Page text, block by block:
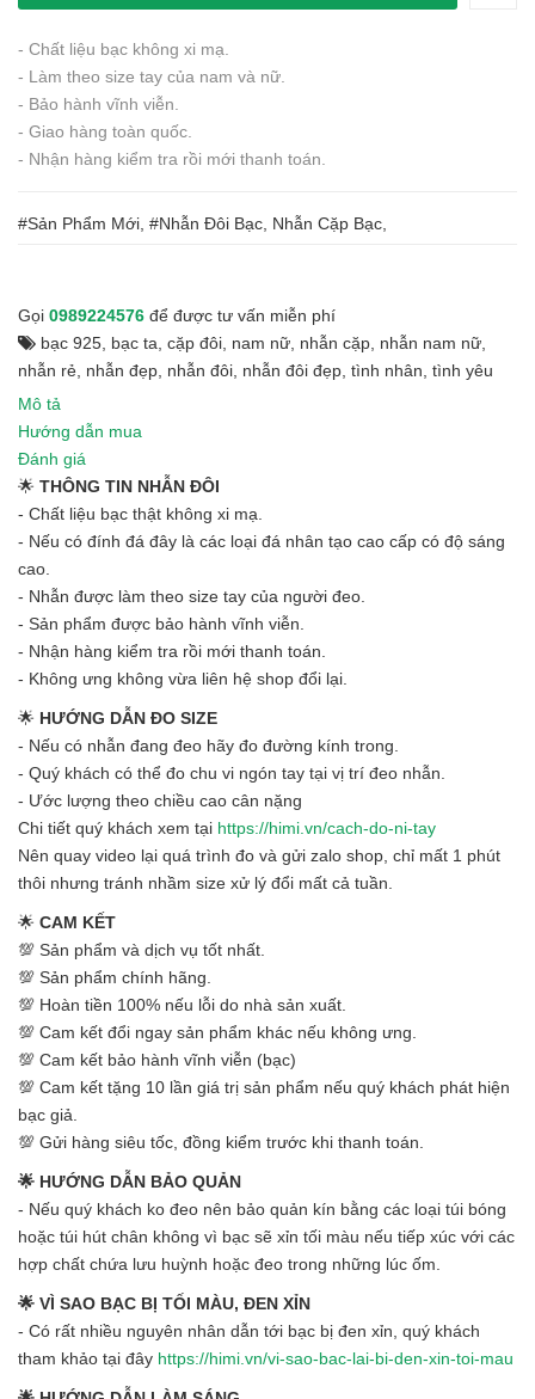
- Chất liệu bạc không xi mạ.
- Làm theo size tay của nam và nữ.
- Bảo hành vĩnh viễn.
- Giao hàng toàn quốc.
- Nhận hàng kiểm tra rồi mới thanh toán.
#Sản Phẩm Mới, #Nhẫn Đôi Bạc, Nhẫn Cặp Bạc,
Gọi 0989224576 để được tư vấn miễn phí
bạc 925 bạc ta cặp đôi nam nữ nhẫn cặp nhẫn nam nữ
nhẫn rẻ nhẫn đẹp nhẫn đôi nhẫn đôi đẹp tình nhân tình yêu
Mô tả
Hướng dẫn mua
Đánh giá
🌟 THÔNG TIN NHẪN ĐÔI
- Chất liệu bạc thật không xi mạ.
- Nếu có đính đá đây là các loại đá nhân tạo cao cấp có độ sáng
cao.
- Nhẫn được làm theo size tay của người đeo.
- Sản phẩm được bảo hành vĩnh viễn.
- Nhận hàng kiểm tra rồi mới thanh toán.
- Không ưng không vừa liên hệ shop đổi lại.
🌟 HƯỚNG DẪN ĐO SIZE
- Nếu có nhẫn đang đeo hãy đo đường kính trong.
- Quý khách có thể đo chu vi ngón tay tại vị trí đeo nhẫn.
- Ước lượng theo chiều cao cân nặng
Chi tiết quý khách xem tại https://himi.vn/cach-do-ni-tay
Nên quay video lại quá trình đo và gửi zalo shop, chỉ mất 1 phút
thôi nhưng tránh nhầm size xử lý đổi mất cả tuần.
🌟 CAM KẾT
💯 Sản phẩm và dịch vụ tốt nhất.
💯 Sản phẩm chính hãng.
💯 Hoàn tiền 100% nếu lỗi do nhà sản xuất.
💯 Cam kết đổi ngay sản phẩm khác nếu không ưng.
💯 Cam kết bảo hành vĩnh viễn (bạc)
💯 Cam kết tặng 10 lần giá trị sản phẩm nếu quý khách phát hiện
bạc giả.
💯 Gửi hàng siêu tốc, đồng kiểm trước khi thanh toán.
🌟 HƯỚNG DẪN BẢO QUẢN
- Nếu quý khách ko đeo nên bảo quản kín bằng các loại túi bóng
hoặc túi hút chân không vì bạc sẽ xỉn tối màu nếu tiếp xúc với các
hợp chất chứa lưu huỳnh hoặc đeo trong những lúc ốm.
🌟 VÌ SAO BẠC BỊ TỐI MÀU, ĐEN XỈN
- Có rất nhiều nguyên nhân dẫn tới bạc bị đen xỉn, quý khách
tham khảo tại đây https://himi.vn/vi-sao-bac-lai-bi-den-xin-toi-mau